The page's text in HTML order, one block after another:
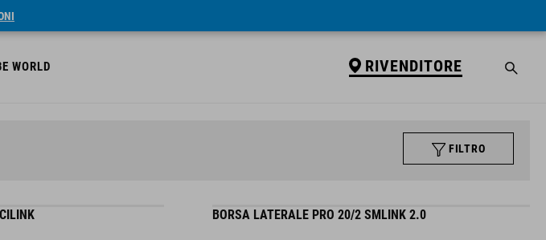
WORLD RIVENDITORE
FILTRO
BORSA LATERALE PRO 20/2 SMLINK 2.0